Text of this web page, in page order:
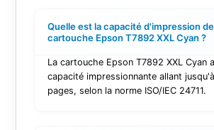
Quelle est la capacité d'impression
cartouche Epson T7892 XXL Cyan ?
La cartouche Epson T7892 XXL Cyan
capacité impressionnante allant
pages, selon la norme ISO/IEC 24711.